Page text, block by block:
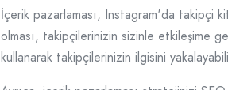
İçerik pazarlaması, Instagram'da takipçi
olması, takipçilerinizin sizinle etkileşime
kullanarak takipçilerinizin ilgisini